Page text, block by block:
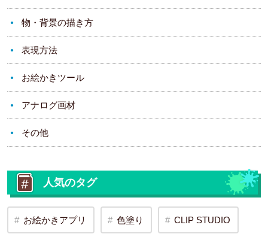
物・背景の描き方
表現方法
お絵かきツール
アナログ画材
その他
人気のタグ
お絵かきアプリ 色塗り CLIP STUDIO